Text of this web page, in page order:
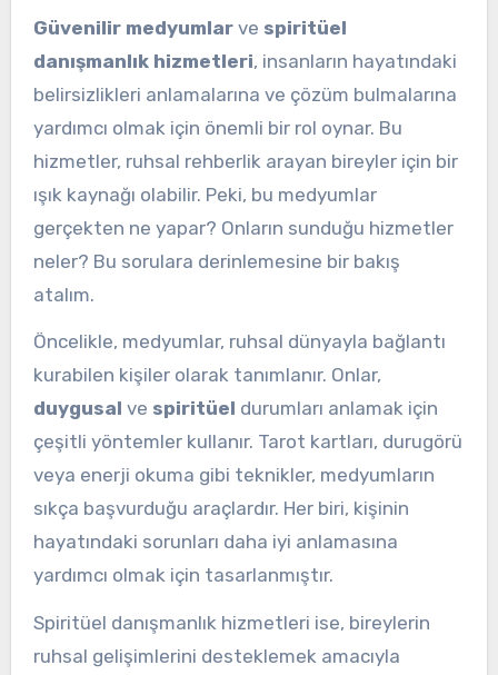
Güvenilir medyumlarve spiritüel
danışmanlık hizmetleri, insanların hayatındaki
belirsizlikleri anlamalarına ve çözüm bulmalarına
yardımcı olmak için önemli bir rol oynar. Bu
hizmetler, ruhsal rehberlik arayan bireyler için bir
ışık kaynağı olabilir. Peki, bu medyumlar
gerçekten ne yapar? Onların sunduğu hizmetler
neler? Bu sorulara derinlemesine bir bakış
atalım.
Öncelikle, medyumlar, ruhsal dünyayla bağlantı
kurabilen kişiler olarak tanımlanır. Onlar,
duygusal ve spiritüel durumları anlamak için
çeşitli yöntemler kullanır. Tarot kartları, durugörü
veya enerji okuma gibi teknikler, medyumların
sıkça başvurduğu araçlardır. Her biri, kişinin
hayatındaki sorunları daha iyi anlamasına
yardımcı olmak için tasarlanmıştır.
Spiritüel danışmanlık hizmetleri ise, bireylerin
ruhsal gelişimlerini desteklemek amacıyla